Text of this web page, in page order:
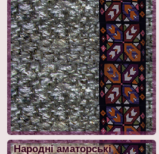
Народні аматорські